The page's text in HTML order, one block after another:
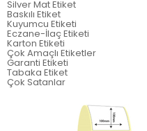
Silver Mat Etiket
Baskılı Etiket
Kuyumcu Etiketi
Eczane-İlaç Etiketi
Karton Etiketi
Çok Amaçlı Etiketler
Garanti Etiketi
Tabaka Etiket
Çok Satanlar